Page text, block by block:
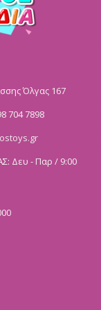
Όλγας 167
704 7898
Δευ - Παρ / 9:00